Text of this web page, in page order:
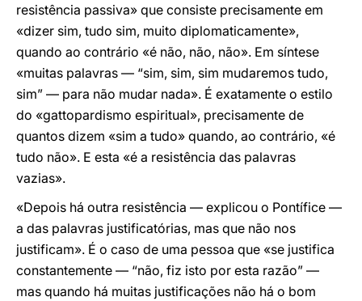
resistência passiva» que consiste precisamente em
«dizer sim, tudo sim, muito diplomaticamente»,
quando ao contrário «é não, não, não». Em síntese
«muitas palavras — “sim, sim, sim mudaremos tudo,
sim” — para não mudar nada». É exatamente o estilo
do «gattopardismo espiritual», precisamente de
quantos dizem «sim a tudo» quando, ao contrário, «é
tudo não». E esta «é a resistência das palavras
vazias».
«Depois há outra resistência — explicou o Pontífice —
a das palavras justificatórias, mas que não nos
justificam». É o caso de uma pessoa que «se justifica
constantemente — “não, fiz isto por esta razão” —
mas quando há muitas justificações não há o bom